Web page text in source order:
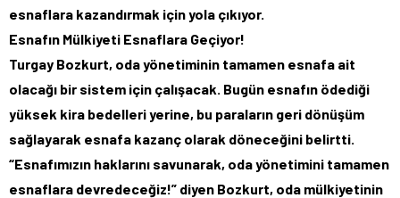
esnaflara kazandırmak için yola çıkıyor.
Esnafın Mülkiyeti Esnaflara Geçiyor!
Turgay Bozkurt, oda yönetiminin tamamen esnafa ait
olacağı bir sistem için çalışacak. Bugün esnafın ödediği
yüksek kira bedelleri yerine, bu paraların geri dönüşüm
sağlayarak esnafa kazanç olarak döneceğini belirtti.
“Esnafımızın haklarını savunarak, oda yönetimini tamamen
esnaflara devredeceğiz!” diyen Bozkurt, oda mülkiyetinin